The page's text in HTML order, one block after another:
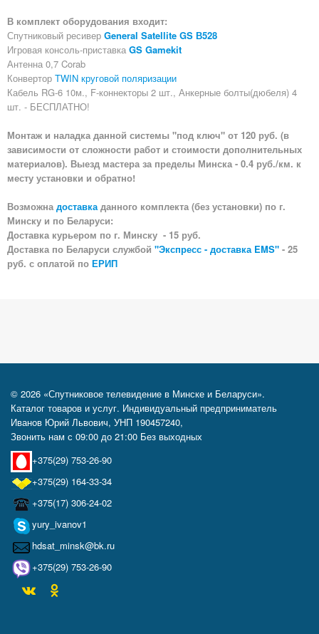
В комплект оборудования входит:
Спутниковый ресивер General Satellite GS В528
Игровая консоль-приставка GS Gamekit
Антенна 0,7 Corab
Конвертор TWIN круговой поляризации
Кабель RG-6 10м., F-коннекторы 2 шт., Анкерные болты(дюбеля) 4
шт. - БЕСПЛАТНО!
Монтаж и наладка данной системы "под ключ" от 120 руб. (в
зависимости от сложности работ и стоимости дополнительных
материалов). Выезд мастера за пределы Минска - 0.4 руб./км. к
месту установки и обратно!
Возможна доставка данного комплекта (без установки) по г.
Минску и по Беларуси:
Доставка курьером по г. Минску - 15 руб.
Доставка по Беларуси службой "Экспресс - доставка EMS" - 25
руб. с оплатой по ЕРИП
© 2026 «Спутниковое телевидение в Минске и Беларуси».
Каталог товаров и услуг. Индивидуальный предприниматель
Иванов Юрий Львович, УНП 190457240,
Звонить нам с 09:00 до 21:00 Без выходных
+375(29) 753-26-90
+375(29) 164-33-34
+375(17) 306-24-02
yury_ivanov1
hdsat_minsk@bk.ru
+375(29) 753-26-90